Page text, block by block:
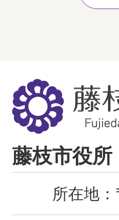
藤
枝
市
Fujieda
City
藤枝市役所
所在地：